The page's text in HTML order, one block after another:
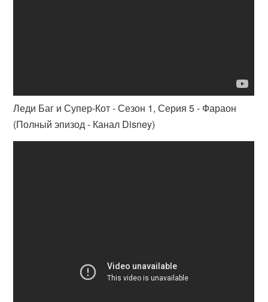
Леди Баг и Супер-Кот - Сезон 1, Серия 5 - Фараон
(Полный эпизод - Канал Disney)